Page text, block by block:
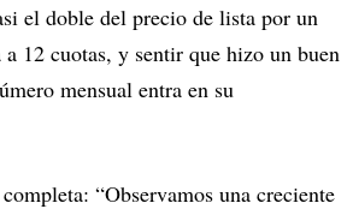
el doble del precio de lista por un
12 cuotas, y sentir que hizo un buen
mensual entra en su
“Observamos una creciente